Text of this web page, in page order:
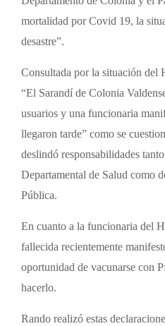
mortalidad por Covid 19, la
desastre”.
Consultada por la situación del
“El Sarandí de Colonia
usuarios y una funcionaria
llegaron tarde” como se
deslindó responsabilidades
Departamental de Salud como
Pública.
En cuanto a la funcionaria del
fallecida recientemente
oportunidad de vacunarse con
hacerlo.
Rando realizó estas